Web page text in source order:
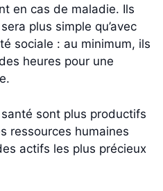
en cas de maladie. Ils
plus simple qu’avec
sociale : au minimum, ils
heures pour une
sont plus productifs
ressources humaines
actifs les plus précieux